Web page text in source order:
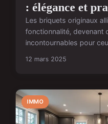
: élégance et
Les briquets originaux
fonctionnalité, devenant
incontournables pour
12 mars 2025
IMMO